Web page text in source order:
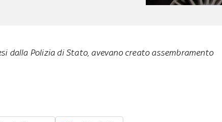
dalla Polizia di Stato, avevano creato assembramento